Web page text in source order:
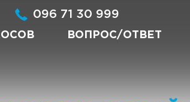
096 71 30 999
ВОПРОС/ОТВЕТ